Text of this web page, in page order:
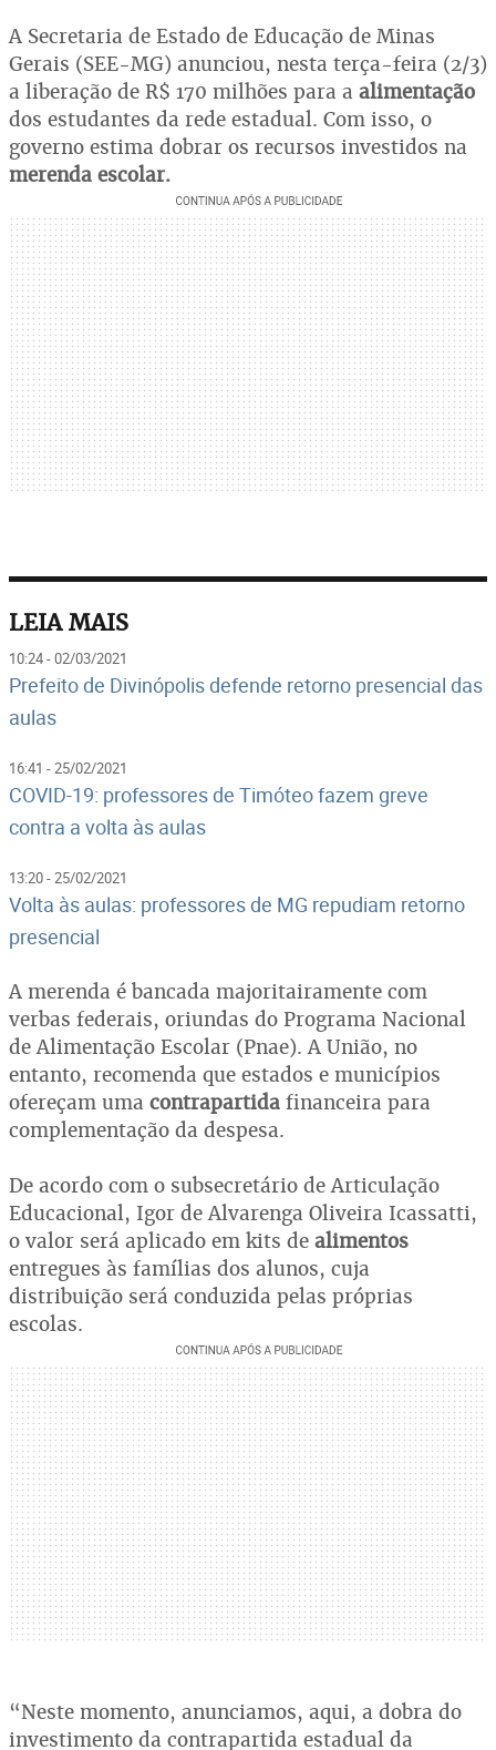
A Secretaria de Estado de Educação de Minas
Gerais (SEE-MG) anunciou, nesta terça-feira (2/3)
a liberação de R$ 170 milhões para a alimentação
dos estudantes da rede estadual. Com isso, o
governo estima dobrar os recursos investidos na
merenda escolar.
LEIA MAIS
10:24 - 02/03/2021
Prefeito de Divinópolis defende retorno presencial das
aulas
16:41 - 25/02/2021
COVID-19: professores de Timóteo fazem greve
contra a volta às aulas
13:20 - 25/02/2021
Volta às aulas: professores de MG repudiam retorno
presencial
A merenda é bancada majoritairamente com
verbas federais, oriundas do Programa Nacional
de Alimentação Escolar (Pnae). A União, no
entanto, recomenda que estados e municípios
ofereçam uma contrapartida financeira para
complementação da despesa.
De acordo com o subsecretário de Articulação
Educacional, Igor de Alvarenga Oliveira Icassatti,
o valor será aplicado em kits de alimentos
entregues às famílias dos alunos, cuja
distribuição será conduzida pelas próprias
escolas.
“Neste momento, anunciamos, aqui, a dobra do
investimento da contrapartida estadual da